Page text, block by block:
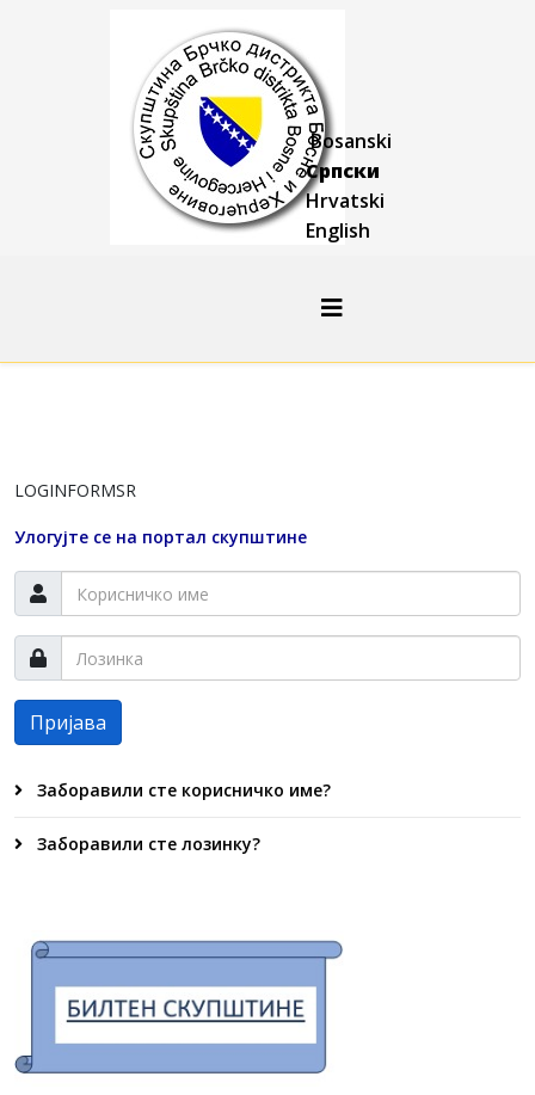
Bosanski
Српски
Hrvatski
English
LOGINFORMSR
Улогујте се на портал скупштине
Пријава
Заборавили сте корисничко име?
Заборавили сте лозинку?